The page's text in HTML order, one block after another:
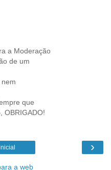
a Moderação
de um
que
OBRIGADO!
›
a web